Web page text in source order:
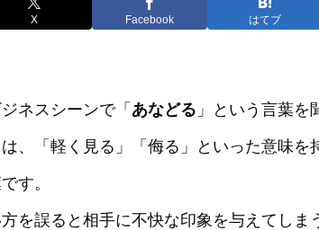
X Facebook はてブ
ネスシーンで「 あなどる 」という言葉を
は、「軽く見る」「侮る」といった意味
す。
を誤ると相手に不快な印象を与えてしま